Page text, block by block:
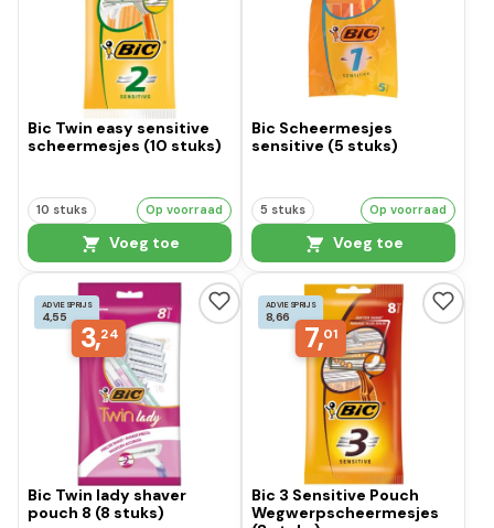
Bic Twin easy sensitive
scheermesjes (10 stuks)
10 stuks Op voorraad
Voeg toe
Bic Scheermesjes
sensitive (5 stuks)
5 stuks Op voorraad
Voeg toe
ADVIESPRIJS
4,55
3,24
Bic Twin lady shaver
pouch 8 (8 stuks)
ADVIESPRIJS
8,66
7,01
Bic 3 Sensitive Pouch
Wegwerpscheermesjes